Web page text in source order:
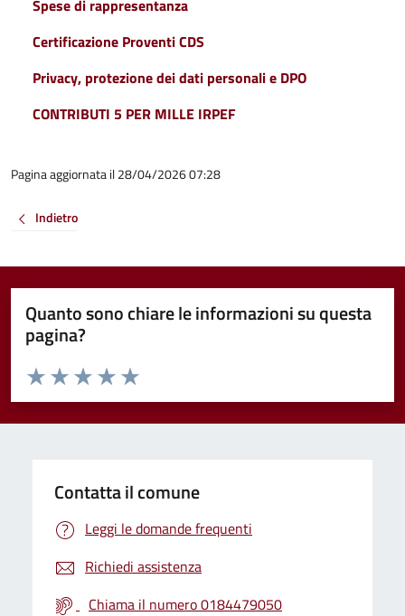
Spese di rappresentanza
Certificazione Proventi CDS
Privacy, protezione dei dati personali e DPO
CONTRIBUTI 5 PER MILLE IRPEF
Pagina aggiornata il 28/04/2026 07:28
Indietro
Quanto sono chiare le informazioni su questa
pagina?
Valuta da 1 a 5 stelle la pagina
Valuta 5 stelle su 5
Valuta 4 stelle su 5
Valuta 3 stelle su 5
Valuta 2 stelle su 5
Valuta 1 stelle su 5
Contatta il comune
Leggi le domande frequenti
Richiedi assistenza
Chiama il numero 0184479050